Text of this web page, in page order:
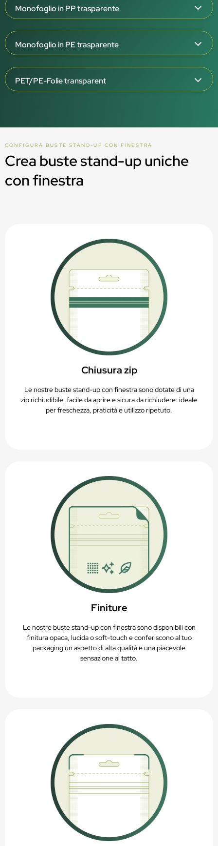
Monofoglio in PP trasparente
Trasparente (si consiglia una superficie lucida)
Certificato per alimenti (polveri, paste, liquidi)
Riciclabile (PP5)
Monofoglio in PE trasparente
Trasparente
Riciclabile (PE)
PET/PE-Folie transparent
CONFIGURA BUSTE STAND-UP CON FINESTRA
Crea buste stand-up uniche
con finestra
Chiusura zip
Le nostre buste stand-up con finestra sono dotate di una
zip richiudibile, facile da aprire e sicura da richiudere: ideale
per freschezza, praticità e utilizzo ripetuto.
Finiture
Le nostre buste stand-up con finestra sono disponibili con
finitura opaca, lucida o soft-touch e conferiscono al tuo
packaging un aspetto di alta qualità e una piacevole
sensazione al tatto.